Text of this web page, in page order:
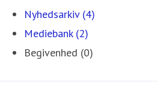
Nyhedsarkiv (4)
Mediebank (2)
Begivenhed (0)